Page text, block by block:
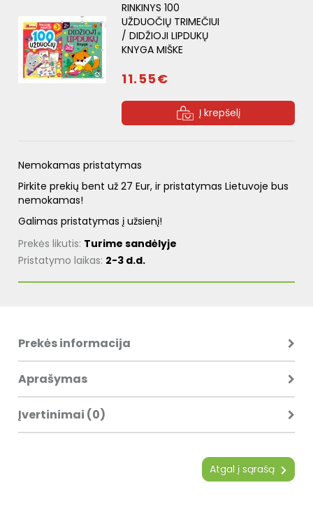
RINKINYS 100
UŽDUOČIŲ TRIMEČIUI
/ DIDŽIOJI LIPDUKŲ
KNYGA MIŠKE
11.55€
Į krepšelį
Nemokamas pristatymas
Pirkite prekių bent už 27 Eur, ir pristatymas Lietuvoje bus
nemokamas!
Galimas pristatymas į užsienį!
Prekės likutis: Turime sandėlyje
Pristatymo laikas: 2-3 d.d.
Prekės informacija
Aprašymas
Įvertinimai (0)
Atgal į sąrašą